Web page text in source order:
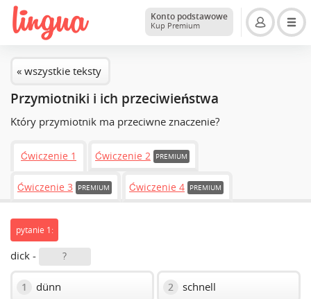
Konto podstawowe
Kup Premium
« wszystkie teksty
Przymiotniki i ich przeciwieństwa
Który przymiotnik ma przeciwne znaczenie?
Ćwiczenie 1 Ćwiczenie 2 PREMIUM
Ćwiczenie 3 PREMIUM Ćwiczenie 4 PREMIUM
pytanie 1:
dick - ?
1 dünn 2 schnell